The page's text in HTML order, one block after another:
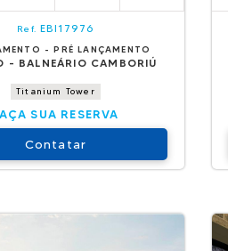
Ref. EBI17976
- PRÉ LANÇAMENTO
- BALNEÁRIO CAMBORIÚ
Titanium Tower
SUA RESERVA
Contatar